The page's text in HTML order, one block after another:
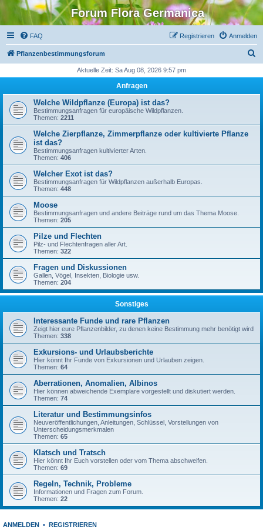
Forum Flora Germanica
FAQ Anmelden
Registrieren
Pflanzenbestimmungsforum
h
Aktuelle Zeit: Sa Aug 08, 2026 9:57 pm
Anfragen
Welche Wildpflanze (Europa) ist das?
Bestimmungsanfragen für europäische Wildpflanzen.
Themen: 2211
Welche Zierpflanze, Zimmerpflanze oder kultivierte Pflanze
ist das?
Bestimmungsanfragen kultivierter Arten.
Themen: 406
Welcher Exot ist das?
Bestimmungsanfragen für Wildpflanzen außerhalb Europas.
Themen: 448
Moose
Bestimmungsanfragen und andere Beiträge rund um das Thema Moose.
Themen: 205
Pilze und Flechten
Pilz- und Flechtenfragen aller Art.
Themen: 322
Fragen und Diskussionen
Gallen, Vögel, Insekten, Biologie usw.
Themen: 204
Sonstiges
Interessante Funde und rare Pflanzen
Zeigt hier eure Pflanzenbilder, zu denen keine Bestimmung mehr benötigt wird
Themen: 338
Exkursions- und Urlaubsberichte
Hier könnt Ihr Funde von Exkursionen und Urlauben zeigen.
Themen: 64
Aberrationen, Anomalien, Albinos
Hier können abweichende Exemplare vorgestellt und diskutiert werden.
Themen: 74
Literatur und Bestimmungsinfos
Neuveröffentlichungen, Anleitungen, Schlüssel, Vorstellungen von
Unterscheidungsmerkmalen
Themen: 65
Klatsch und Tratsch
Hier könnt Ihr Euch vorstellen oder vom Thema abschweifen.
Themen: 69
Regeln, Technik, Probleme
Informationen und Fragen zum Forum.
Themen: 22
ANMELDEN • REGISTRIEREN